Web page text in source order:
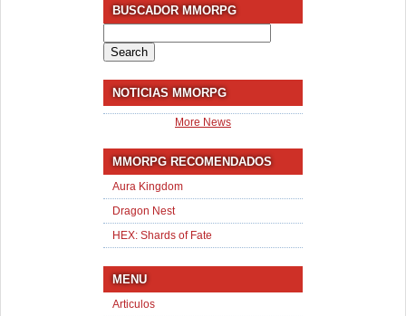
BUSCADOR MMORPG
for:
NOTICIAS MMORPG
More News
MMORPG RECOMENDADOS
Aura Kingdom
Dragon Nest
HEX: Shards of Fate
MENU
Articulos